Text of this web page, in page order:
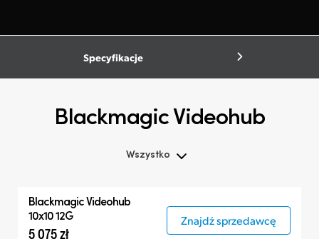
Specyfikacje
Blackmagic Videohub
Wszystko
Routery
Panele kontrolne
Blackmagic Videohub
10x10 12G
5 075 zł
Znajdź sprzedawcę